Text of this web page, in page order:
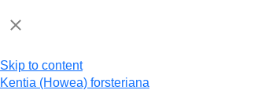
Skip to content
Kentia (Howea) forsteriana